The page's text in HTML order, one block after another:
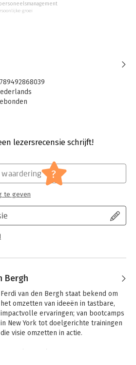
groei
6-2026
lezersrecensie schrijft!
waardering ?
te geven
Bergh
Ferdi van den Bergh staat bekend om
het omzetten van ideeën in tastbare,
impactvolle ervaringen; van bootcamps
in New York tot doelgerichte trainingen
die visie omzetten in actie.